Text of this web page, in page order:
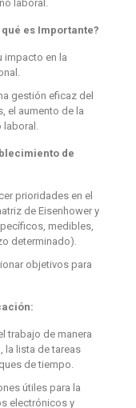
laboral.
es Importante?
impacto en la
gestión eficaz del
el aumento de la
de
prioridades en el
de Eisenhower y
medibles,
determinado).
objetivos para
trabajo de manera
la lista de tareas
de tiempo.
útiles para la
electrónicos y